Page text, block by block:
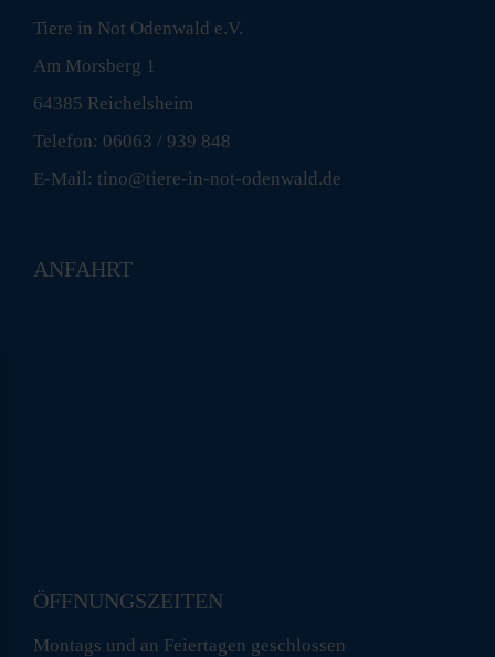
Tiere in Not Odenwald e.V.
Am Morsberg 1
64385 Reichelsheim
Telefon: 06063 / 939 848
E-Mail: tino@tiere-in-not-odenwald.de
ANFAHRT
ÖFFNUNGSZEITEN
Montags und an Feiertagen geschlossen